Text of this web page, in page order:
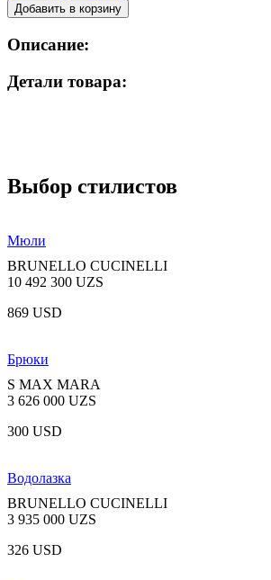
Добавить в корзину
Описание:
Детали товара:
Выбор стилистов
Мюли
BRUNELLO CUCINELLI
10 492 300 UZS
869 USD
Брюки
S MAX MARA
3 626 000 UZS
300 USD
Водолазка
BRUNELLO CUCINELLI
3 935 000 UZS
326 USD